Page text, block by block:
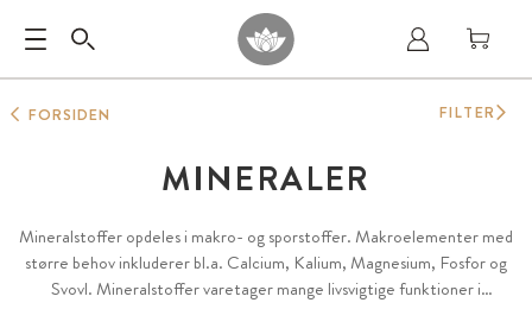
FORSIDEN
MINERALER
Mineralstoffer opdeles i makro- og sporstoffer. Makroelementer med
større behov inkluderer bl.a. Calcium, Kalium, Magnesium, Fosfor og
Svovl. Mineralstoffer varetager mange livsvigtige funktioner i
FILTER